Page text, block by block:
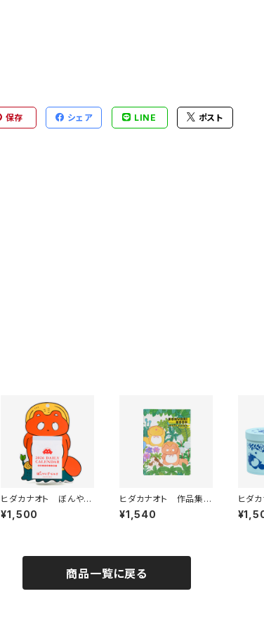
保存 シェア LINE ポスト
ヒダカナオト ぼんやり
子だぬき 日めくりカレ
ンダー2026
¥1,500
ヒダカナオト 作品集zi
ne
¥1,540
ヒダ
ョコレ
商品一覧に戻る